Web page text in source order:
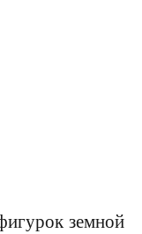
земной